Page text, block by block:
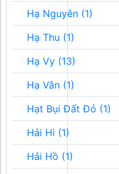
Hạ Nguyên (1)
Hạ Thu (1)
Hạ Vy (13)
Hạ Vân (1)
Hạt Bụi Đất Đỏ (1)
Hải Hi (1)
Hải Hồ (1)